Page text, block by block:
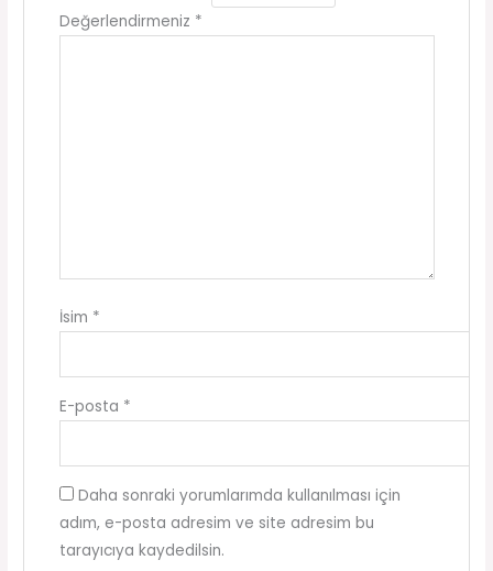
Değerlendirmeniz *
İsim *
E-posta *
Daha sonraki yorumlarımda kullanılması için
adım, e-posta adresim ve site adresim bu
tarayıcıya kaydedilsin.